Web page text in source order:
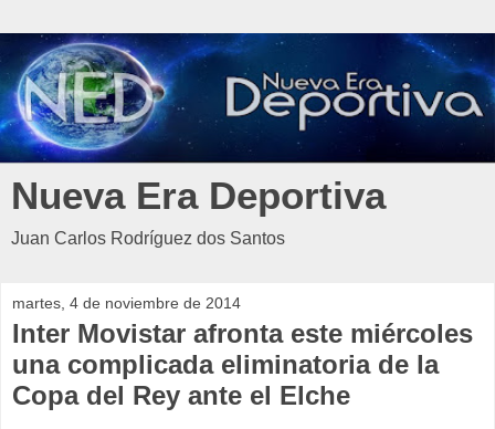
Nueva Era Deportiva
Juan Carlos Rodríguez dos Santos
martes, 4 de noviembre de 2014
Inter Movistar afronta este miércoles
una complicada eliminatoria de la
Copa del Rey ante el Elche